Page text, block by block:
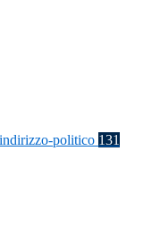
politico 131